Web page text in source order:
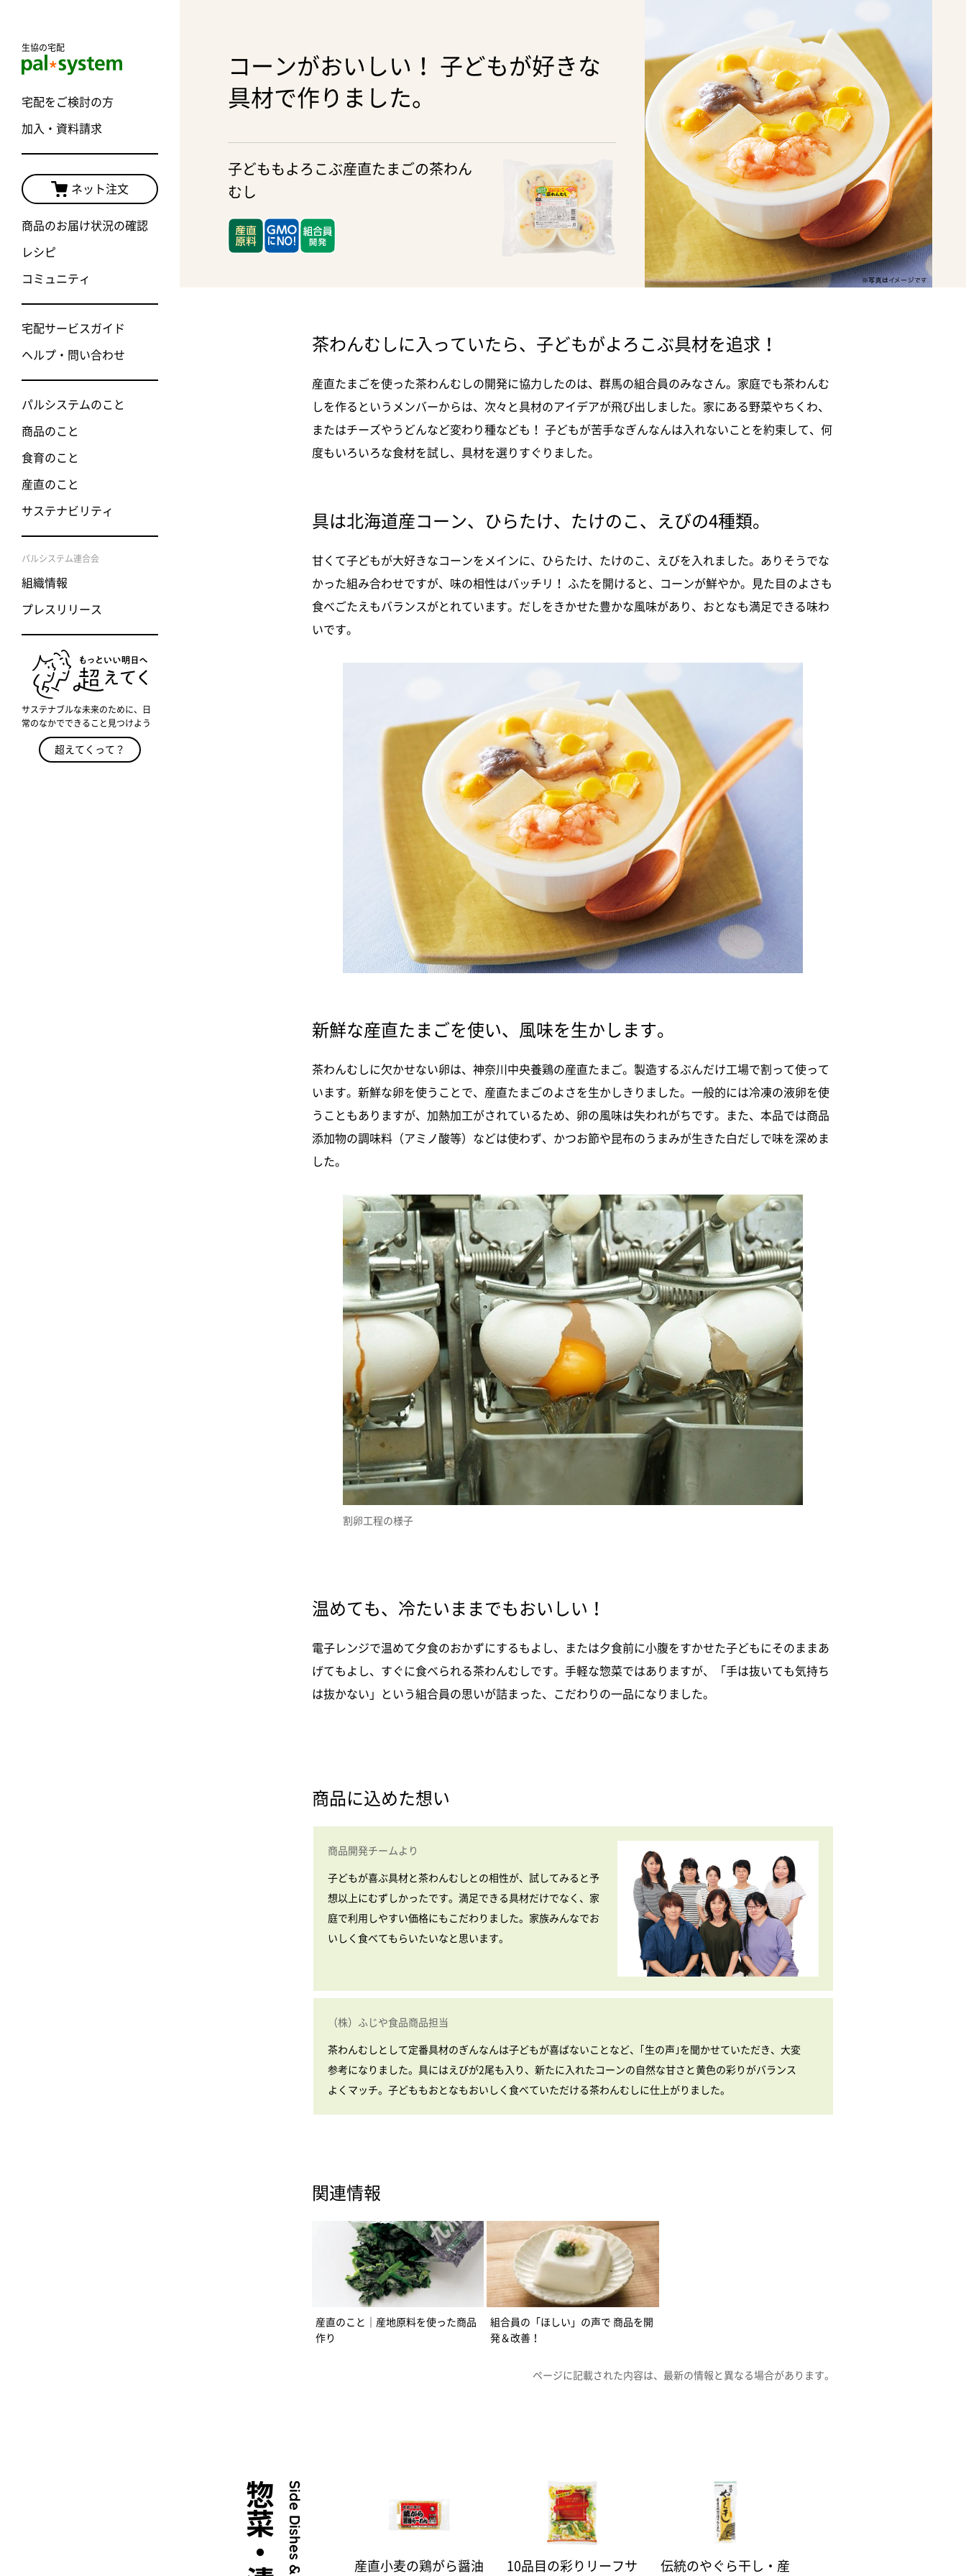
生協の宅配
宅配をご検討の方
加入・資料請求
ネット注文
商品のお届け状況の確認
レシピ
コミュニティ
宅配サービスガイド
ヘルプ・問い合わせ
パルシステムのこと
商品のこと
食育のこと
産直のこと
サステナビリティ
パルシステム連合会
組織情報
プレスリリース
サステナブルな未来のために、日
常のなかでできること見つけよう
超えてくって？
コーンがおいしい！ 子どもが好きな
具材で作りました。
子どももよろこぶ産直たまごの茶わん
むし
茶わんむしに入っていたら、子どもがよろこぶ具材を追求！
産直たまごを使った茶わんむしの開発に協力したのは、群馬の組合員のみなさん。家庭でも茶わんむ
しを作るというメンバーからは、次々と具材のアイデアが飛び出しました。家にある野菜やちくわ、
またはチーズやうどんなど変わり種なども！ 子どもが苦手なぎんなんは入れないことを約束して、何
度もいろいろな食材を試し、具材を選りすぐりました。
具は北海道産コーン、ひらたけ、たけのこ、えびの4種類。
甘くて子どもが大好きなコーンをメインに、ひらたけ、たけのこ、えびを入れました。ありそうでな
かった組み合わせですが、味の相性はバッチリ！ ふたを開けると、コーンが鮮やか。見た目のよさも
食べごたえもバランスがとれています。だしをきかせた豊かな風味があり、おとなも満足できる味わ
いです。
新鮮な産直たまごを使い、風味を生かします。
茶わんむしに欠かせない卵は、神奈川中央養鶏の産直たまご。製造するぶんだけ工場で割って使って
います。新鮮な卵を使うことで、産直たまごのよさを生かしきりました。一般的には冷凍の液卵を使
うこともありますが、加熱加工がされているため、卵の風味は失われがちです。また、本品では商品
添加物の調味料（アミノ酸等）などは使わず、かつお節や昆布のうまみが生きた白だしで味を深めま
した。
割卵工程の様子
温めても、冷たいままでもおいしい！
電子レンジで温めて夕食のおかずにするもよし、または夕食前に小腹をすかせた子どもにそのままあ
げてもよし、すぐに食べられる茶わんむしです。手軽な惣菜ではありますが、「手は抜いても気持ち
は抜かない」という組合員の思いが詰まった、こだわりの一品になりました。
商品に込めた想い
商品開発チームより
子どもが喜ぶ具材と茶わんむしとの相性が、試してみると予
想以上にむずしかったです。満足できる具材だけでなく、家
庭で利用しやすい価格にもこだわりました。家族みんなでお
いしく食べてもらいたいなと思います。
（株）ふじや食品商品担当
茶わんむしとして定番具材のぎんなんは子どもが喜ばないことなど、｢生の声｣を聞かせていただき、大変
参考になりました。具にはえびが2尾も入り、新たに入れたコーンの自然な甘さと黄色の彩りがバランス
よくマッチ。子どももおとなもおいしく食べていただける茶わんむしに仕上がりました。
関連情報
産直のこと｜産地原料を使った商品
作り
組合員の「ほしい」の声で 商品を開
発＆改善！
ページに記載された内容は、最新の情報と異なる場合があります。
産直小麦の鶏がら醤油 10品目の彩りリーフサ 伝統のやぐら干し・産